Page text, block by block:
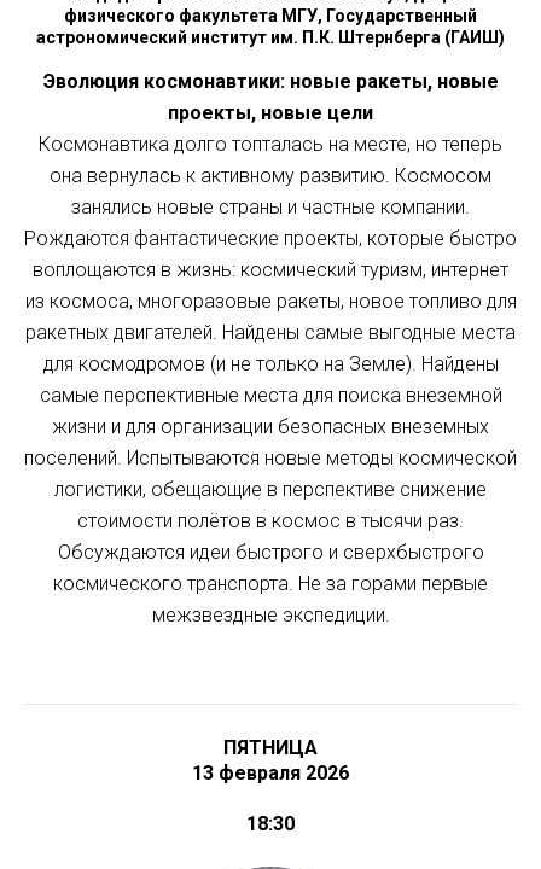
физического факультета МГУ, Государственный
астрономический институт им. П.К. Штернберга (ГАИШ)
Эволюция космонавтики: новые ракеты, новые
проекты, новые цели
Космонавтика долго топталась на месте, но теперь
она вернулась к активному развитию. Космосом
занялись новые страны и частные компании.
Рождаются фантастические проекты, которые быстро
воплощаются в жизнь: космический туризм, интернет
из космоса, многоразовые ракеты, новое топливо для
ракетных двигателей. Найдены самые выгодные места
для космодромов (и не только на Земле). Найдены
самые перспективные места для поиска внеземной
жизни и для организации безопасных внеземных
поселений. Испытываются новые методы космической
логистики, обещающие в перспективе снижение
стоимости полётов в космос в тысячи раз.
Обсуждаются идеи быстрого и сверхбыстрого
космического транспорта. Не за горами первые
межзвездные экспедиции.
ПЯТНИЦА
13 февраля 2026
18:30